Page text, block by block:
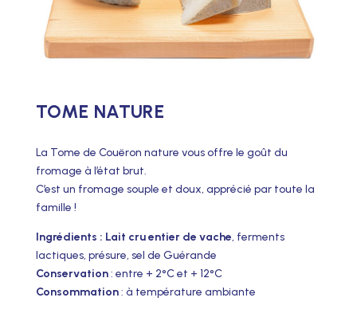
TOME NATURE
La Tome de Couëron nature vous offre le goût du
fromage à l’état brut.
C’est un fromage souple et doux, apprécié par toute la
famille !
Ingrédients : Lait cru entier de vache, ferments
lactiques, présure, sel de Guérande
Conservation: entre + 2°C et + 12°C
Consommation: à température ambiante